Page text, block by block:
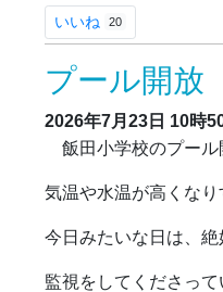
いいね 20
プール開放
2026年7月23日 10時
飯田小学校のプール
気温や水温が高くな
今日みたいな日は、絶
監視をしてくださって